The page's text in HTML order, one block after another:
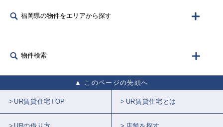
福岡県の物件をエリアから探す
物件検索
このページの先頭へ
UR賃貸住宅TOP UR賃貸住宅とは